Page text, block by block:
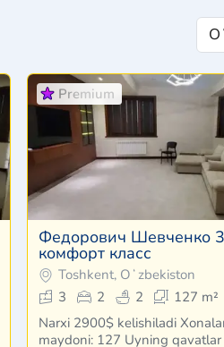
Premium
Федорович Шевченко
комфорт класс
Toshkent, Oʻzbekiston
3
2 2 127 m²
Narxi 2900$ kelishiladi
maydoni: 127 Uyning qavatlar